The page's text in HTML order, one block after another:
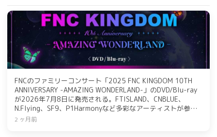
FNCのファミリーコンサート「2025 FNC KINGDOM 10TH
ANNIVERSARY -AMAZING WONDERLAND-」のDVD/Blu-ray
が2026年7月8日に発売される。FTISLAND、CNBLUE、
N.Flying、SF9、P1Harmonyなど多彩なアーティストが参加
し、特典映像にはリハーサルやインタビューが収録される。
2 ヶ月前